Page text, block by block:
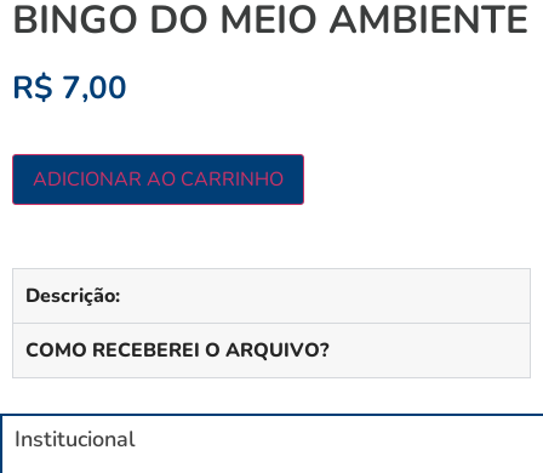
BINGO DO MEIO AMBIENTE
R$ 7,00
ADICIONAR AO CARRINHO
Descrição:
COMO RECEBEREI O ARQUIVO?
Institucional